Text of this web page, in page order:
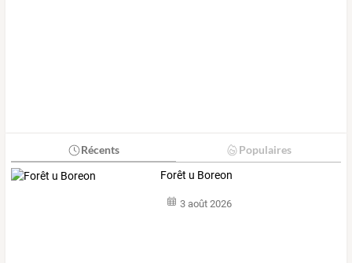
Récents Populaires
Forêt u Boreon
3 août 2026